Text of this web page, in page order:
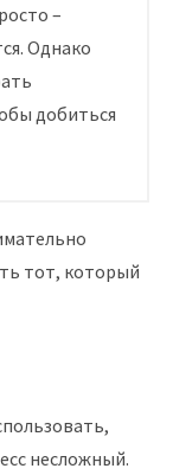
–
Однако
добиться
тот, который
несложный.